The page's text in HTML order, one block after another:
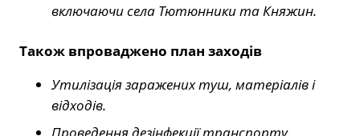
включаючи села Тютюнники та Княжин.
Також впроваджено план заходів
Утилізація заражених туш, матеріалів і
відходів.
Проведення дезінфекції транспорту,